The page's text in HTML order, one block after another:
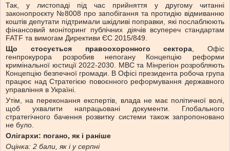
Так, у листопаді під час прийняття у другому читанні
законопроєкту №8008 про запобігання та протидію відмиванню
коштів депутати підтримали шкідливі поправки, які послаблюють
фінансовий моніторинг публічних діячів всупереч стандартам
FATF та вимогам Директиви ЄС 2015/849.
Що стосується правоохоронного сектора , Офіс
генпрокурора розробив непогану Концепцію реформи
кримінальної юстиції 2022-2030. МВС та Мінрегіон розробляють
Концепцію безпечної громади. В Офісі президента робоча група
працює над Стратегією повоєнного реформування державного
управління в Україні.
Утім, на переконання експертів, влада не має політичної волі,
щоб ухвалити напрацьовані документи. Глобального
стратегічного бачення розвитку системи також запропоновано
не було.
Олігархи: погано, як і раніше
Оцінка: 2 бали, як і у серпні